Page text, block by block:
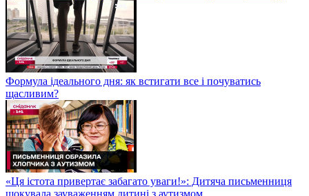
Формула ідеального дня: як встигати все і почуватись
щасливим?
«Ця істота привертає забагато уваги!»: Дитяча письменниця
шокувала зауваженням дитині з аутизмом